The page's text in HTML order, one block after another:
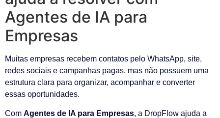
Agentes de IA para
Empresas
Muitas empresas recebem contatos pelo WhatsApp, site,
redes sociais e campanhas pagas, mas não possuem uma
estrutura clara para organizar, acompanhar e converter
essas oportunidades.
Com Agentes de IA para Empresas, a DropFlow ajuda a